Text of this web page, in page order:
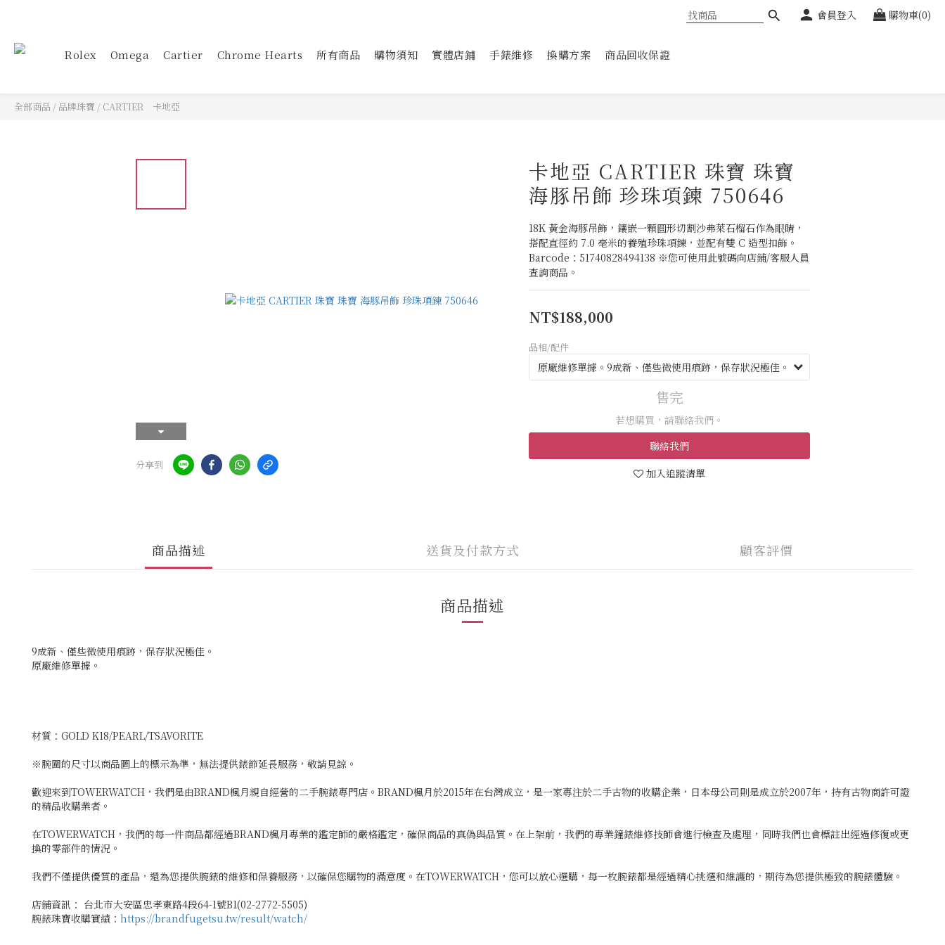
會員登入 購物車(0)
Rolex Omega Cartier Chrome Hearts 所有商品 購物須知 實體店鋪 手錶維修 換購方案 商品回收保證
全部商品 / 品牌珠寶 / CARTIER 卡地亞
分享到
卡地亞 CARTIER 珠寶 珠寶
海豚吊飾 珍珠項鍊 750646
18K 黃金海豚吊飾，鑲嵌一顆圓形切割沙弗萊石榴石作為眼睛，
搭配直徑約 7.0 毫米的養殖珍珠項鍊，並配有雙 C 造型扣飾。
Barcode：51740828494138 ※您可使用此號碼向店鋪/客服人員
查詢商品。
NT$188,000
品相/配件
售完
若想購買，請聯絡我們。
聯絡我們
加入追蹤清單
商品描述 送貨及付款方式 顧客評價
商品描述
9成新、僅些微使用痕跡，保存狀況極佳。
原廠維修單據。
材質：GOLD K18/PEARL/TSAVORITE
※腕圍的尺寸以商品圖上的標示為準，無法提供錶節延長服務，敬請見諒。
歡迎來到TOWERWATCH，我們是由BRAND楓月親自經營的二手腕錶專門店。BRAND楓月於2015年在台灣成立，是一家專注於二手古物的收購企業，日本母公司則是成立於2007年，持有古物商許可證
的精品收購業者。
在TOWERWATCH，我們的每一件商品都經過BRAND楓月專業的鑑定師的嚴格鑑定，確保商品的真偽與品質。在上架前，我們的專業鐘錶維修技師會進行檢查及處理，同時我們也會標註出經過修復或更
換的零部件的情況。
我們不僅提供優質的產品，還為您提供腕錶的維修和保養服務，以確保您購物的滿意度。在TOWERWATCH，您可以放心選購，每一枚腕錶都是經過精心挑選和維護的，期待為您提供極致的腕錶體驗。
店鋪資訊： 台北市大安區忠孝東路4段64-1號B1(02-2772-5505)
腕錶珠寶收購實績： https://brandfugetsu.tw/result/watch/